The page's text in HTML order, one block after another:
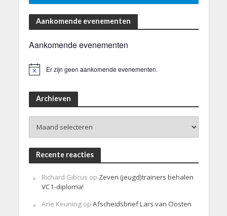
Aankomende evenementen
Aankomende evenementen
Er zijn geen aankomende evenementen.
Archieven
Recente reacties
Richard Gibcus op Zeven (jeugd)trainers behalen
VC1-diploma!
Arie Keuningop Afscheidsbrief Lars van Oosten